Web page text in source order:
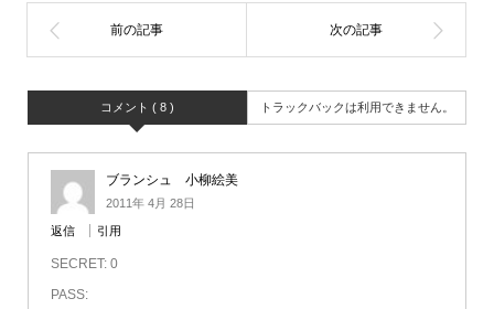
コメント ( 8 ) トラックバックは利用できません。
ブランシュ 小柳絵美
2011年 4月 28日
返信 引用
SECRET: 0
PASS: